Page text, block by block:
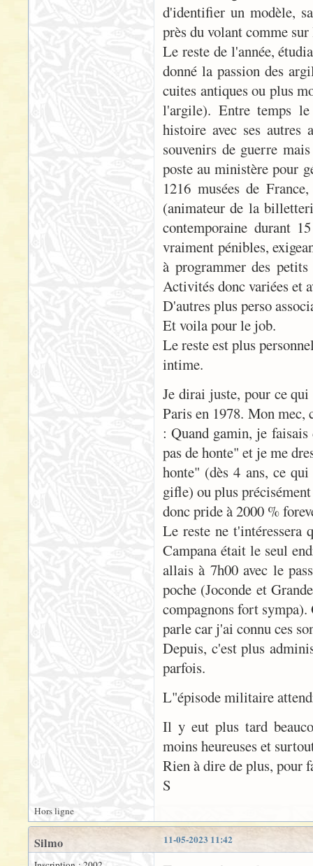
d'identifier un modèle,
près du volant comme
Le reste de l'année,
donné la passion des
cuites antiques ou plus
l'argile). Entre temps le
histoire avec ses autres
souvenirs de guerre
poste au ministère pour
1216 musées de
(animateur de la
contemporaine durant
vraiment pénibles,
à programmer des
Activités donc variées et
D'autres plus perso
Et voila pour le job.
Le reste est plus
intime.
Je dirai juste, pour ce
Paris en 1978. Mon mec,
: Quand gamin, je faisais
pas de honte" et je me
honte" (dès 4 ans, ce
gifle) ou plus
donc pride à 2000 %
Le reste ne t'intéressera
Campana était le seul
allais à 7h00 avec le
poche (Joconde et
compagnons fort
parle car j'ai connu ces
Depuis, c'est plus
parfois.
L"épisode militaire
Il y eut plus tard
moins heureuses et
Rien à dire de plus, pour
S
Hors ligne
11-05-2023 11:42
Silmo